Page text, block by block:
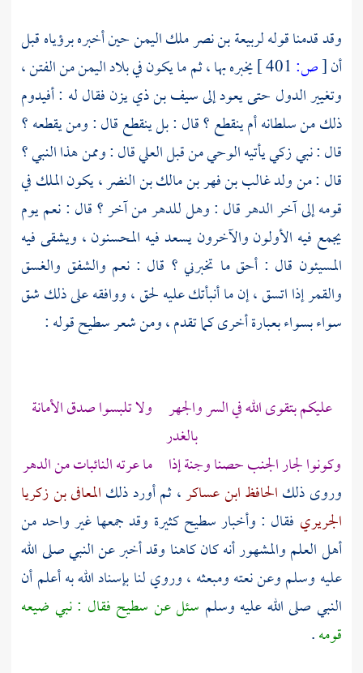
وقد قدمنا قولهلربيعة بن نصرملكاليمنحين أخبره برؤياه قبل
أن[ص: يخبره بها ، ثم ما يكون في بلاداليمنمن الفتن ،
وتغيير الدول حتى يعود إلىسيف بن ذي يزنفقال له : أفيدوم
ذلك من سلطانه أم ينقطع ؟ قال : بل ينقطع قال : ومن يقطعه ؟
قال : نبي زكي يأتيه الوحي من قبل العلي قال : وممن هذا النبي ؟
قال : من ولدغالب بن فهر بن مالك بن النضر ،يكون الملك في
قومه إلى آخر الدهر قال : وهل للدهر من آخر ؟ قال : نعم يوم
يجمع فيه الأولون والآخرون يسعد فيه المحسنون ، ويشقى فيه
المسيئون قال : أحق ما تخبرني ؟ قال : نعم والشفق والغسق
والقمر إذا اتسق ، إن ما أنبأتك عليه لحق ، ووافقه على ذلك شق
سواء بسواء بعبارة أخرى كما تقدم ، ومن شعرسطيحقوله :
عليكم بتقوى الله في السر والجهر ولا تلبسوا صدق الأمانة
بالغدر
وكونوا لجار الجنب حصنا وجنة إذا ما عرته النائبات من الدهر
وروى ذلكالحافظ ابن عساكر، ثم أورد ذلكالمعافى بن زكريا
الجريري فقال : وأخبارسطيحكثيرة وقد جمعها غير واحد من
أهل العلم والمشهور أنه كان كاهنا وقد أخبر عن النبي صلى الله
عليه وسلم وعن نعته ومبعثه ، وروي لنا بإسناد الله به أعلم أن
النبي صلى الله عليه وسلم سئل عن سطيح فقال : نبي ضيعه
قومه.